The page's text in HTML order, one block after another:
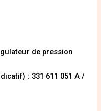
de pression
: 331 611 051 A /